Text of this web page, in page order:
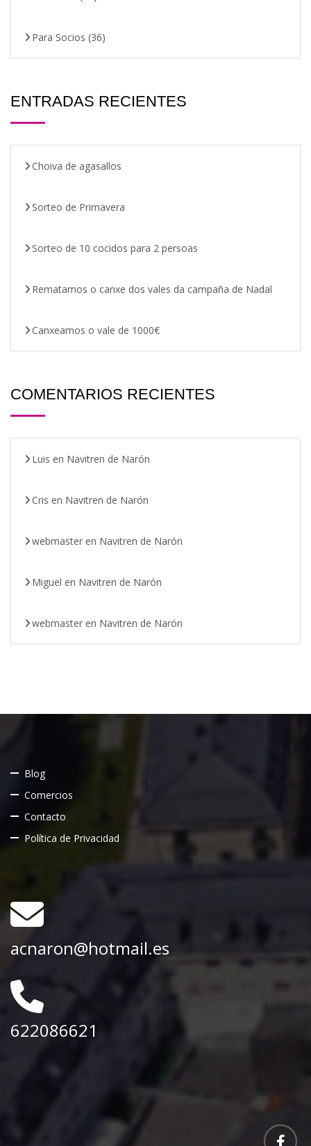
Para Socios (36)
ENTRADAS RECIENTES
Choiva de agasallos
Sorteo de Primavera
Sorteo de 10 cocidos para 2 persoas
Rematamos o canxe dos vales da campaña de Nadal
Canxeamos o vale de 1000€
COMENTARIOS RECIENTES
Luis en Navitren de Narón
Cris en Navitren de Narón
webmaster en Navitren de Narón
Miguel en Navitren de Narón
webmaster en Navitren de Narón
Blog
Comercios
Contacto
Política de Privacidad
acnaron@hotmail.es
622086621